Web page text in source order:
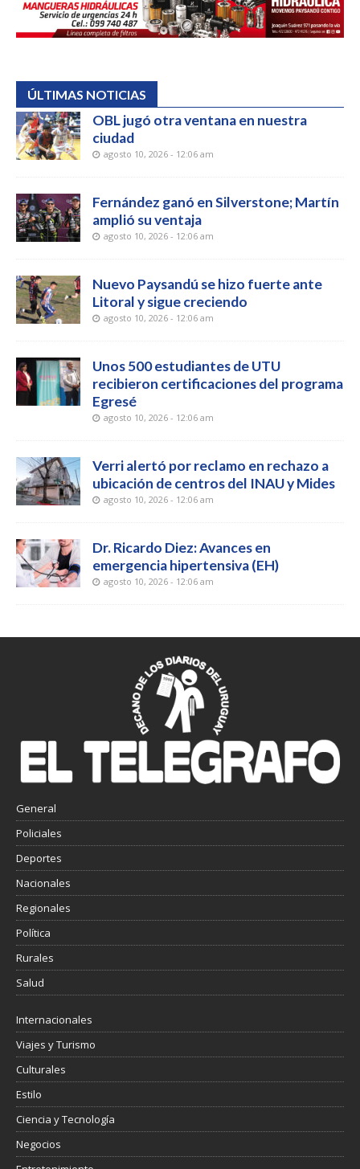
ÚLTIMAS NOTICIAS
OBL jugó otra ventana en nuestra
ciudad
agosto 10, 2026 - 12:06 am
Fernández ganó en Silverstone; Martín
amplió su ventaja
agosto 10, 2026 - 12:06 am
Nuevo Paysandú se hizo fuerte ante
Litoral y sigue creciendo
agosto 10, 2026 - 12:06 am
Unos 500 estudiantes de UTU
recibieron certificaciones del programa
Egresé
agosto 10, 2026 - 12:06 am
Verri alertó por reclamo en rechazo a
ubicación de centros del INAU y Mides
agosto 10, 2026 - 12:06 am
Dr. Ricardo Diez: Avances en
emergencia hipertensiva (EH)
agosto 10, 2026 - 12:06 am
General
Policiales
Deportes
Nacionales
Regionales
Política
Rurales
Salud
Internacionales
Viajes y Turismo
Culturales
Estilo
Ciencia y Tecnología
Negocios